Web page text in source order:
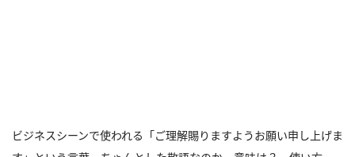
ビジネスシーンで使われる「ご理解賜りますようお願い申し上げま